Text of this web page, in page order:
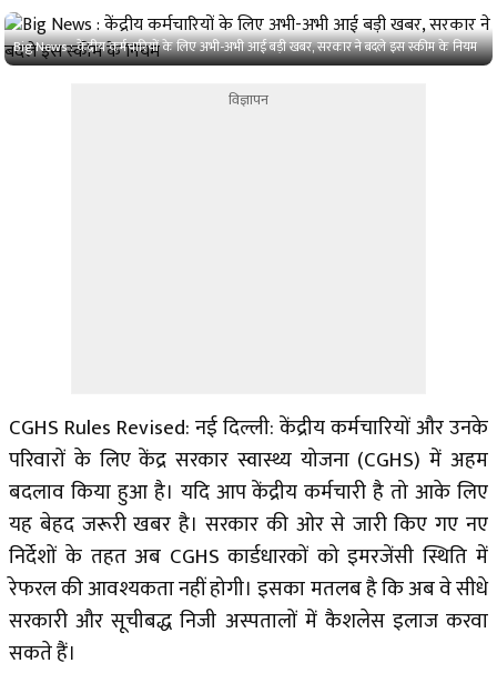
Big News : केंद्रीय कर्मचारियों के लिए अभी-अभी आई बड़ी खबर, सरकार ने बदले इस स्कीम के नियम
विज्ञापन
CGHS Rules Revised: नई दिल्ली: केंद्रीय कर्मचारियों और उनके
परिवारों के लिए केंद्र सरकार स्वास्थ्य योजना (CGHS) में अहम
बदलाव किया हुआ है। यदि आप केंद्रीय कर्मचारी है तो आके लिए
यह बेहद जरूरी खबर है। सरकार की ओर से जारी किए गए नए
निर्देशों के तहत अब CGHS कार्डधारकों को इमरजेंसी स्थिति में
रेफरल की आवश्यकता नहीं होगी। इसका मतलब है कि अब वे सीधे
सरकारी और सूचीबद्ध निजी अस्पतालों में कैशलेस इलाज करवा
सकते हैं।